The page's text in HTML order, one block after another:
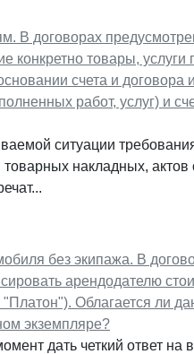
В договорах
конкретно товары,
счета и договора
работ, услуг) и
ситуации
накладных, актов
без экипажа. В
арендодателю
Облагается ли
экземпляре?
дать четкий ответ на